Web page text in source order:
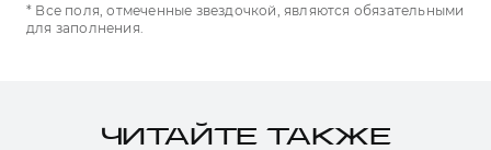
* Все поля, отмеченные звездочкой, являются обязательными
для заполнения.
ЧИТАЙТЕ ТАКЖЕ